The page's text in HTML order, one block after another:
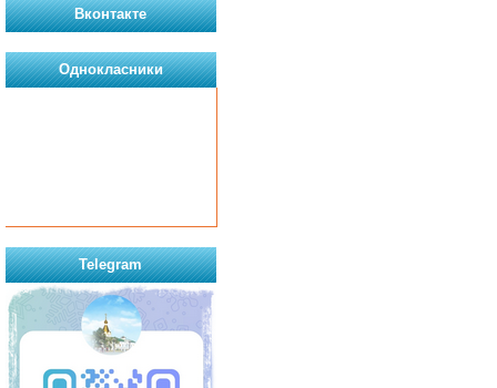
Вконтакте
Однокласники
Telegram